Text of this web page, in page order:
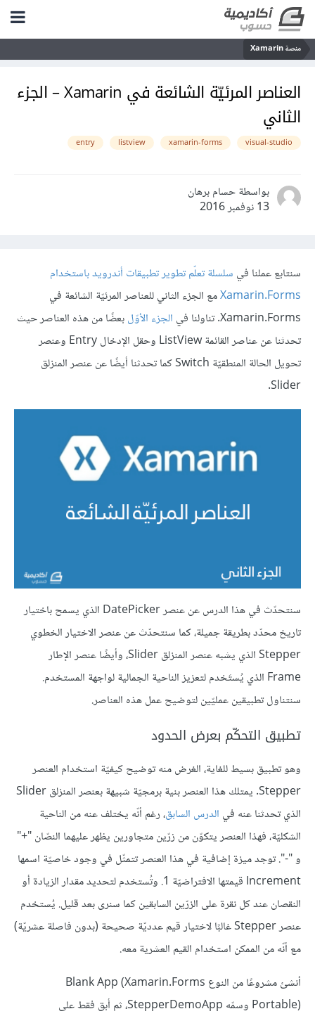
منصة Xamarin
العناصر المرئيّة الشائعة في Xamarin – الجزء
الثاني
visual-studio
xamarin-forms
listview
entry
بواسطة حسام برهان
13 نوفمبر 2016
سنتابع عملنا في سلسلة تعلّم تطوير تطبيقات أندرويد باستخدام
Xamarin.Formsمع الجزء الثاني للعناصر المرئيّة الشائعة في
Xamarin.Forms. تناولنا في
الجزء الأوّلبعضًا من هذه العناصر حيث
تحدثنا عن عناصر القائمة ListView وحقل الإدخال Entry وعنصر
تحويل الحالة المنطقيّة Switch كما تحدثنا أيضًا عن عنصر المنزلق
Slider.
سنتحدّث في هذا الدرس عن عنصر DatePicker الذي يسمح باختيار
تاريخ محدّد بطريقة جميلة، كما سنتحدّث عن عنصر الاختيار الخطوي
Stepper الذي يشبه عنصر المنزلق Slider، وأيضًا عنصر الإطار
Frame الذي يُستَخدم لتعزيز الناحية الجمالية لواجهة المستخدم.
سنتناول تطبيقين عمليّين لتوضيح عمل هذه العناصر.
تطبيق التحكّم بعرض الحدود
وهو تطبيق بسيط للغاية، الغرض منه توضيح كيفيّة استخدام العنصر
Stepper. يمتلك هذا العنصر بنية برمجيّة شبيهة بعنصر المنزلق Slider
الذي تحدثنا عنه في الدرس السابق، رغم أنّه يختلف عنه من الناحية
الشكليّة، فهذا العنصر يتكوّن من زرّين متجاورين يظهر عليهما النصّان "+"
و "-". توجد ميزة إضافية في هذا العنصر تتمثّل في وجود خاصيّة اسمها
Increment قيمتها الافتراضيّة 1. وتُستخدم لتحديد مقدار الزيادة أو
النقصان عند كل نقرة على الزرّين السابقين كما سنرى بعد قليل. يُستخدم
عنصر Stepper غالبًا لاختيار قيم عدديّة صحيحة (بدون فاصلة عشريّة)
مع أنّه من الممكن استخدام القيم العشرية معه.
أنشئ مشروعًا من النوع Blank App (Xamarin.Forms
Portable) وسمّه StepperDemoApp، ثم أبق فقط على